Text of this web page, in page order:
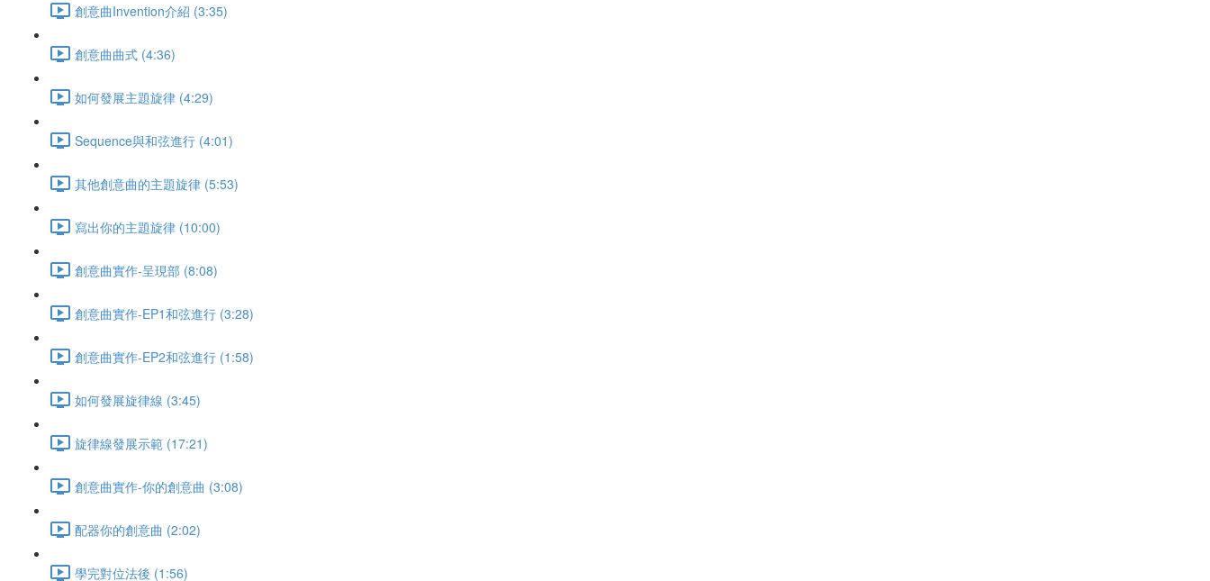
創意曲Invention介紹 (3:35)
創意曲曲式 (4:36)
如何發展主題旋律 (4:29)
Sequence與和弦進行 (4:01)
其他創意曲的主題旋律 (5:53)
寫出你的主題旋律 (10:00)
創意曲實作-呈現部 (8:08)
創意曲實作-EP1和弦進行 (3:28)
創意曲實作-EP2和弦進行 (1:58)
如何發展旋律線 (3:45)
旋律線發展示範 (17:21)
創意曲實作-你的創意曲 (3:08)
配器你的創意曲 (2:02)
學完對位法後 (1:56)